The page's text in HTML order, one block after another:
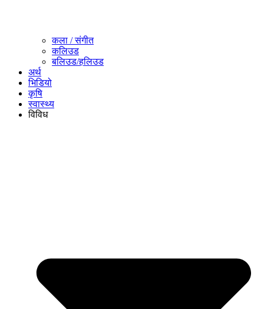
कला / संगीत​
कलिउड
बलिउड/हलिउड
अर्थ
भिडियो
कृषि
स्वास्थ्य
विविध